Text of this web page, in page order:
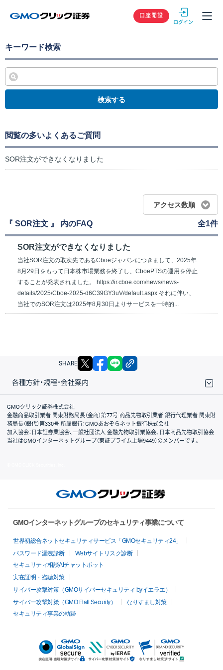
GMOクリック
口座開設
キーワード検索
検索する
閲覧の多いよくあるご質問
SOR注文ができなくなりました
アクセス数順
『 SOR注文 』 内のFAQ 全1件
SOR注文ができなくなりました
当社SOR注文の取次先であるCboeジャパンにつきまして、2025年
8月29日をもって日本株市場業務を終了し、CboePTSの運用を停止
することが発表されました。 https://ir.cboe.com/news/news-
details/2025/Cboe-2025-d6C39GY3uV/default.aspx それに伴い、
当社でのSOR注文は2025年8月30日よりサービスを一時的...
SHARE X facebook
各種方針・規程・会社案内
取引規程・約款
サイトマップ
その他のご案内
個人情報保護方針
最良執行方針
サイトのご利用について
ディスクレイマー
信託保全
リスク説明
会社案内
GMOクリック証券株式会社
金融商品取引業者 関東財務局長（金商）第77号 商品先物取引業者 銀行代理業者 関東財
務局長（銀代）第330号 所属銀行：GMOあおぞらネット銀行株式会社
加入協会：日本証券業協会、一般社団法人 金融先物取引業協会、日本商品先物取引協会
当社はGMOインターネットグループ（東証プライム上場9449）のメンバーです。
GMOインターネットグループのセキュリティ事業について
世界初総合ネットセキュリティサービス「GMOセキュリティ24」
パスワード漏洩診断
Webサイトリスク診断
セキュリティ相談AIチャットボット
実在証明・盗聴対策
サイバー攻撃対策（GMOサイバーセキュリティ byイエラエ）
サイバー攻撃対策（GMO Flatt Security）
なりすまし対策
セキュリティ事業の軌跡